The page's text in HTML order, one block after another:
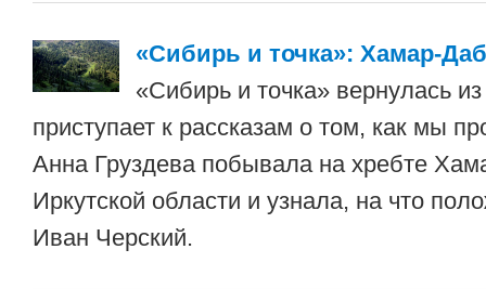
«Сибирь и точка»: Хамар-
«Сибирь и точка» вернулась
приступает к рассказам о том, как мы
Анна Груздева побывала на хребте
Иркутской области и узнала, на что
Иван Черский.